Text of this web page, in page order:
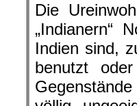
Die
„Indianern“
Indien sind,
benutzt